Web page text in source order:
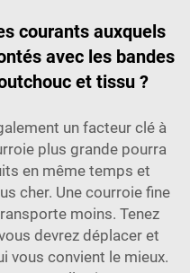
courants auxquels
avec les bandes
et tissu ?
un facteur clé à
plus grande pourra
en même temps et
cher. Une courroie fine
moins. Tenez
devrez déplacer et
vous convient le mieux.